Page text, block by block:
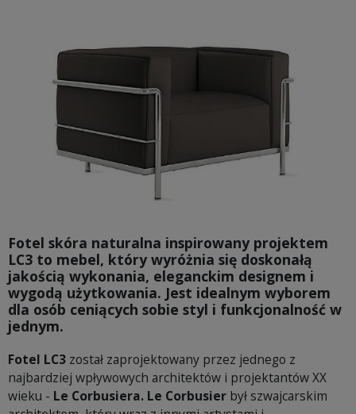
Fotel skóra naturalna inspirowany projektem
LC3 to mebel, który wyróżnia się doskonałą
jakością wykonania, eleganckim designem i
wygodą użytkowania. Jest idealnym wyborem
dla osób ceniących sobie styl i funkcjonalność w
jednym.
Fotel LC3 został zaprojektowany przez jednego z
najbardziej wpływowych architektów i projektantów XX
wieku - Le Corbusiera. Le Corbusier był szwajcarskim